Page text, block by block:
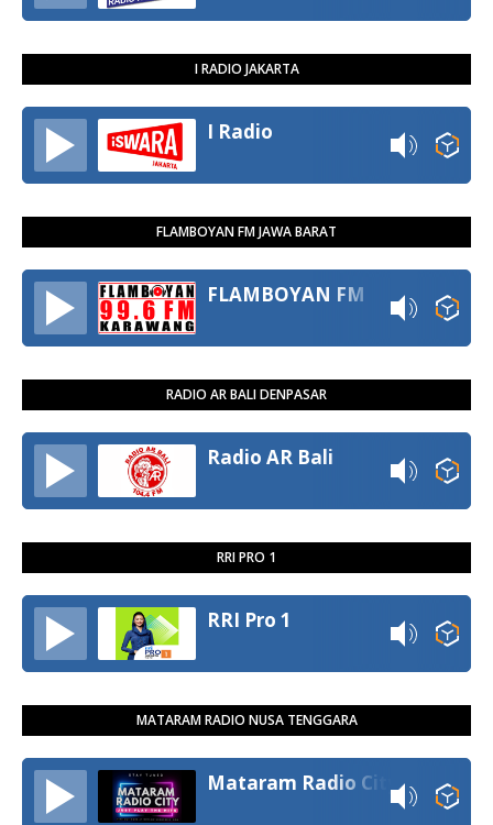
I RADIO JAKARTA
I Radio
FLAMBOYAN FM JAWA BARAT
FLAMBOYAN FM
RADIO AR BALI DENPASAR
Radio AR Bali
RRI PRO 1
RRI Pro 1
MATARAM RADIO NUSA TENGGARA
Mataram Radio City